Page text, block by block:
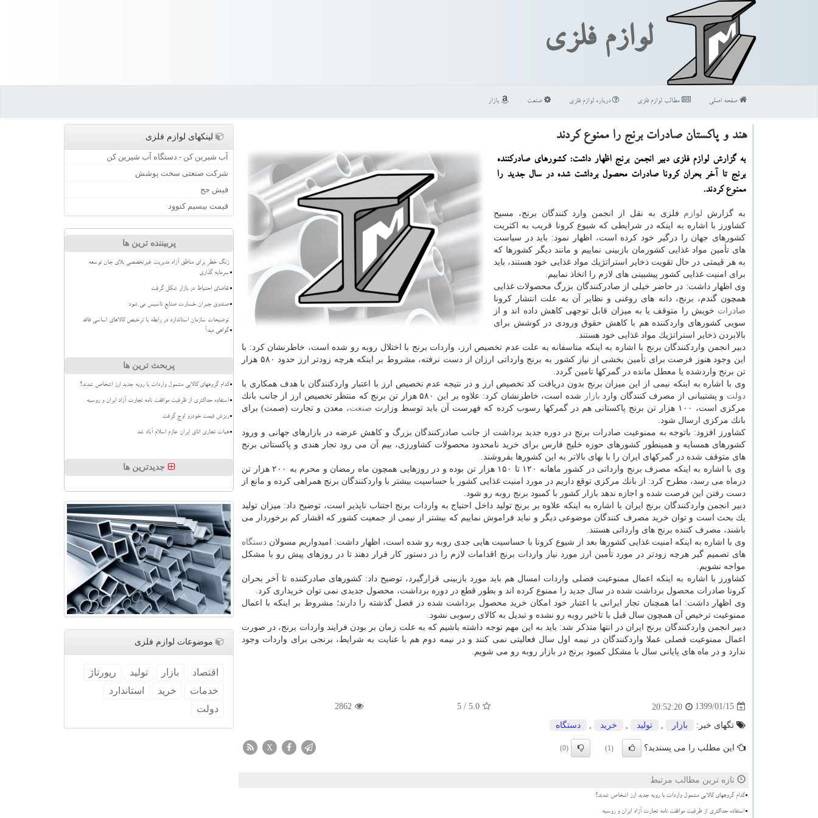
لوازم فلزی
صفحه اصلی مطالب لوازم فلزی درباره لوازم فلزی صنعت بازار
هند و پاكستان صادرات برنج را ممنوع كردند
به گزارش لوازم فلزی دبیر انجمن برنج اظهار داشت: كشورهای صادركننده
برنج تا آخر بحران كرونا صادرات محصول برداشت شده در سال جدید را
ممنوع كردند.
به گزارش لوازم فلزی به نقل از انجمن وارد كنندگان برنج، مسیح
كشاورز با اشاره به اینكه در شرایطی كه شیوع كرونا قریب به اكثریت
كشورهای جهان را درگیر خود كرده است، اظهار نمود: باید در سیاست
های تأمین مواد غذایی كشورمان بازبینی نماییم و مانند دیگر كشورها كه
به هر قیمتی در حال تقویت ذخایر استراتژیك مواد غذایی خود هستند، باید
برای امنیت غذایی كشور پیشبینی های لازم را اتخاذ نماییم.
وی اظهار داشت: در حاضر خیلی از صادركنندگان بزرگ محصولات غذایی
همچون گندم، برنج، دانه های روغنی و نظایر آن به علت انتشار كرونا
صادرات خویش را متوقف یا به میزان قابل توجهی كاهش داده اند و از
سویی كشورهای واردكننده هم با كاهش حقوق ورودی در كوشش برای
بالابردن ذخایر استراتژیك مواد غذایی خود هستند.
دبیر انجمن واردكنندگان برنج با اشاره به اینكه متاسفانه به علت عدم تخصیص ارز، واردات برنج با اختلال روبه رو شده است، خاطرنشان كرد: با
این وجود هنوز فرصت برای تأمین بخشی از نیاز كشور به برنج وارداتی ارزان از دست نرفته، مشروط بر اینكه هرچه زودتر ارز حدود ۵۸۰ هزار
تن برنج واردشده یا معطل مانده در گمركها تامین گردد.
وی با اشاره به اینكه نیمی از این میزان برنج بدون دریافت كد تخصیص ارز و در نتیجه عدم تخصیص ارز با اعتبار واردكنندگان با هدف همكاری با
دولت و پشتیبانی از مصرف كنندگان وارد بازار
شده است، خاطرنشان كرد: علاوه بر این ۵۸۰ هزار تن برنج كه منتظر تخصیص ارز از جانب بانك
مركزی است، ۱۰۰ هزار تن برنج پاكستانی هم در گمركها رسوب كرده كه فهرست آن باید توسط وزارت
صنعت، معدن و تجارت (صمت) برای
بانك مركزی ارسال شود.
كشاورز افزود: باتوجه به ممنوعیت صادرات برنج در دوره جدید برداشت از جانب صادركنندگان بزرگ و كاهش عرضه در بازارهای جهانی و ورود
كشورهای همسایه و همینطور كشورهای حوزه خلیج فارس برای خرید نامحدود محصولات كشاورزی، بیم آن می رود تجار هندی و پاكستاتی برنج
های متوقف شده در گمركهای ایران را با بهای بالاتر به این كشورها بفروشند.
وی با اشاره به اینكه مصرف برنج وارداتی در كشور ماهانه ۱۲۰ تا ۱۵۰ هزار تن بوده و در روزهایی همچون ماه رمضان و محرم به ۲۰۰ هزار تن
درماه می رسد، مطرح كرد: از بانك مركزی توقع داریم در مورد امنیت غذایی كشور با حساسیت بیشتر با واردكنندگان برنج همراهی كرده و مانع از
دست رفتن این فرصت شده و اجازه ندهد بازار كشور با كمبود برنج روبه رو شود.
دبیر انجمن واردكنندگان برنج ایران با اشاره به اینكه علاوه بر برنج تولید داخل احتیاج به واردات برنج اجتناب ناپذیر است، توضیح داد: میزان تولید
یك بحث است و توان خرید مصرف كنندگان موضوعی دیگر و نباید فراموش نماییم كه بیشتر از نیمی از جمعیت كشور كه اقشار كم برخوردار می
باشند، مصرف كننده برنج های وارداتی هستند.
وی با اشاره به اینكه امنیت غذایی كشورها بعد از شیوع كرونا با حساسیت هایی جدی روبه رو شده است، اظهار داشت: امیدواریم مسولان دستگاه
های تصمیم گیر هرچه زودتر در مورد تأمین ارز مورد نیاز واردات برنج اقدامات لازم را در دستور كار قرار دهند تا در روزهای پیش رو با مشكل
مواجه نشویم.
كشاورز با اشاره به اینكه اعمال ممنوعیت فصلی واردات امسال هم باید مورد بازبینی قرارگیرد، توضیح داد: كشورهای صادركننده تا آخر بحران
كرونا صادرات محصول برداشت شده در سال جدید را ممنوع كرده اند و بطور قطع در دوره برداشت، محصول جدیدی نمی توان خریداری كرد.
وی اظهار داشت: اما همچنان تجار ایرانی با اعتبار خود امكان خرید محصول برداشت شده در فصل گذشته را دارند؛ مشروط بر اینكه با اعمال
ممنوعیت ترخیص آن همچون سال قبل با تاخیر روبه رو نشده و تبدیل به كالای رسوبی نشود.
دبیر انجمن واردكنندگان برنج ایران در انتها متذكر شد: باید به این مهم توجه داشته باشیم كه به علت زمان بر بودن فرایند واردات برنج، در صورت
اعمال ممنوعیت فصلی عملا واردكنندگان در نیمه اول سال فعالیتی نمی كنند و در نیمه دوم هم با عنایت به شرایط، برنجی برای واردات وجود
ندارد و در ماه های پایانی سال با مشكل كمبود برنج در بازار روبه رو می شویم.
1399/01/15
20:52:20
5.0
/ 5
2862
تگهای خبر: بازار تولید خرید دستگاه
این مطلب را می پسندید؟ (1)
(0)
X
تازه ترین مطالب مرتبط
کدام گروههای کالایی مشمول واردات با رویه جدید ارز اشخاص شدند؟
استفاده حداکثری از ظرفیت موافقت نامه تجارت آزاد ایران و روسیه
لینکهای لوازم فلزی
آب شیرین کن - دستگاه آب شیرین کن
شرکت صنعتی سخت پوشش
فیش حج
قیمت بیسیم کنوود
پربیننده ترین ها
زنگ خطر برای مناطق آزاد مدیریت غیرتخصصی بلای جان توسعه
سرمایه گذاری
تقاضای احتیاط در بازار شکل گرفت
صندوق جبران خسارت صنایع تاسیس می شود
توضیحات سازمان استاندارد در رابطه با ترخیص کالاهای اساسی فاقد
گواهی مبدأ
پربحث ترین ها
کدام گروههای کالایی مشمول واردات با رویه جدید ارز اشخاص شدند؟
استفاده حداکثری از ظرفیت موافقت نامه تجارت آزاد ایران و روسیه
ریزش قیمت خودرو اوج گرفت
هیات تجاری اتاق ایران عازم اسلام آباد شد
جدیدترین ها
موضوعات لوازم فلزی
اقتصاد بازار تولید
رپورتاژ
خدمات
خرید
استاندارد
دولت